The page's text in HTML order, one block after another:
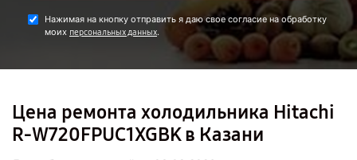
Нажимая на кнопку отправить я даю свое согласие на обработку
моих персональных данных.
Цена ремонта холодильника Hitachi
R-W720FPUC1XGBK в Казани